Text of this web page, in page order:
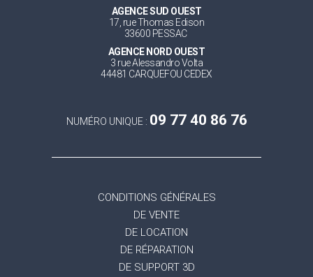
AGENCE SUD OUEST
17, rue Thomas Edison
33600 PESSAC
AGENCE NORD OUEST
3 rue Alessandro Volta
44481 CARQUEFOU CEDEX
NUMÉRO UNIQUE : 09 77 40 86 76
CONDITIONS GÉNÉRALES
DE VENTE
DE LOCATION
DE RÉPARATION
DE SUPPORT 3D